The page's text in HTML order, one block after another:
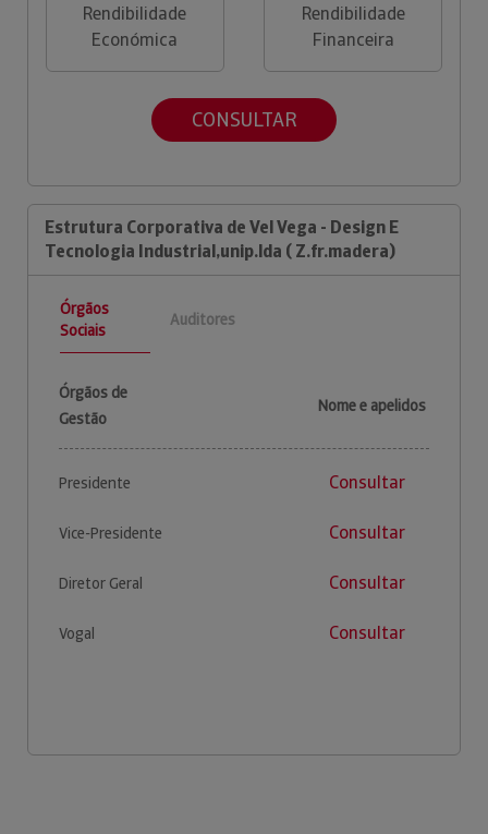
Rendibilidade
Económica
Rendibilidade
Financeira
CONSULTAR
Estrutura Corporativa de Vel Vega - Design E
Tecnologia Industrial,unip.lda ( Z.fr.madera)
Órgãos
Sociais
Auditores
Órgãos de
Gestão
Nome e apelidos
Presidente Consultar
Vice-Presidente Consultar
Diretor Geral Consultar
Vogal Consultar